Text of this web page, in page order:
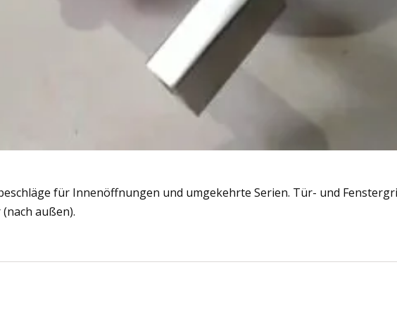
für Innenöffnungen und umgekehrte Serien. Tür- und
außen).